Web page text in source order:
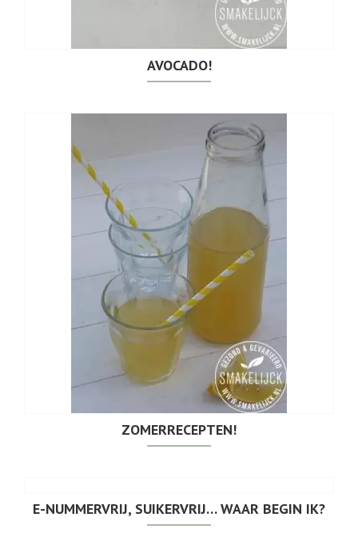
AVOCADO!
ZOMERRECEPTEN!
E-NUMMERVRIJ, SUIKERVRIJ… WAAR BEGIN IK?